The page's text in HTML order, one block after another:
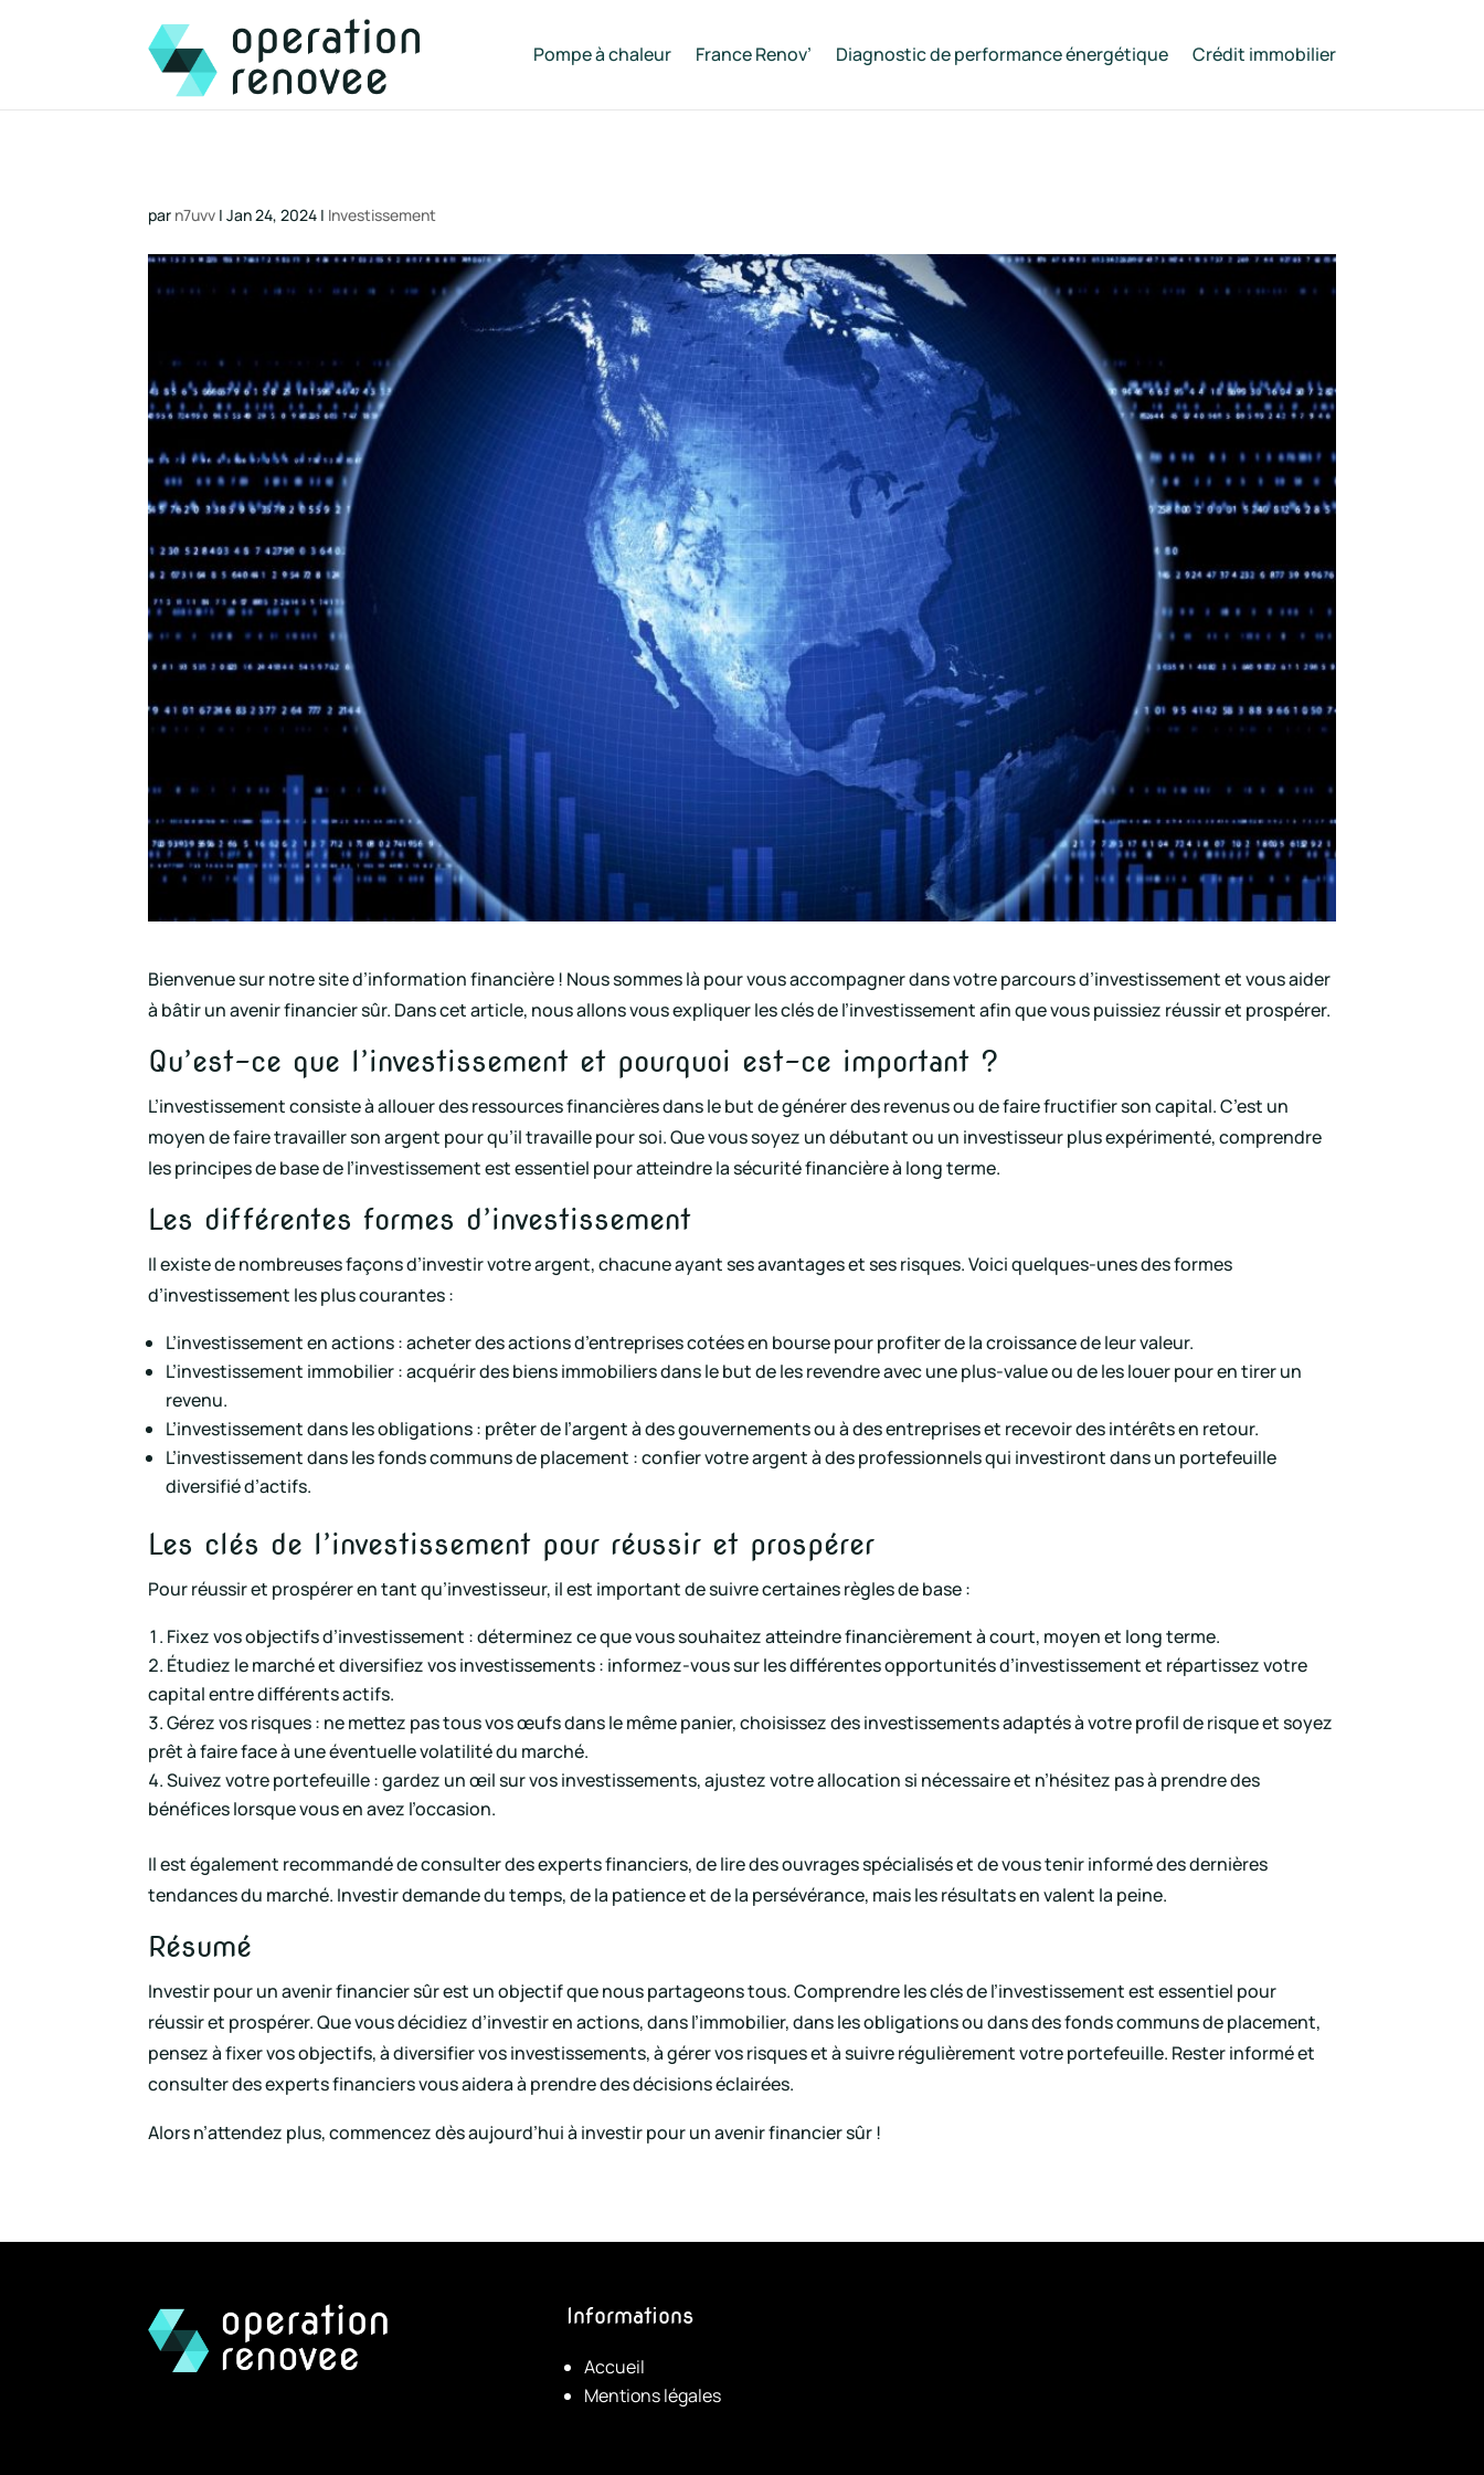
Pompe à chaleur France Renov’ Diagnostic de performance énergétique Crédit immobilier
par n7uvv |Jan 24, 2024 | Investissement
Bienvenue sur notre site d’information financière ! Nous sommes là pour vous accompagner dans votre parcours d’investissement et vous aider
à bâtir un avenir financier sûr. Dans cet article, nous allons vous expliquer les clés de l’investissement afin que vous puissiez réussir et prospérer.
Qu’est-ce que l’investissement et pourquoi est-ce important ?
L’investissement consiste à allouer des ressources financières dans le but de générer des revenus ou de faire fructifier son capital. C’est un
moyen de faire travailler son argent pour qu’il travaille pour soi. Que vous soyez un débutant ou un investisseur plus expérimenté, comprendre
les principes de base de l’investissement est essentiel pour atteindre la sécurité financière à long terme.
Les différentes formes d’investissement
Il existe de nombreuses façons d’investir votre argent, chacune ayant ses avantages et ses risques. Voici quelques-unes des formes
d’investissement les plus courantes :
L’investissement en actions : acheter des actions d’entreprises cotées en bourse pour profiter de la croissance de leur valeur.
L’investissement immobilier : acquérir des biens immobiliers dans le but de les revendre avec une plus-value ou de les louer pour en tirer un
revenu.
L’investissement dans les obligations : prêter de l’argent à des gouvernements ou à des entreprises et recevoir des intérêts en retour.
L’investissement dans les fonds communs de placement : confier votre argent à des professionnels qui investiront dans un portefeuille
diversifié d’actifs.
Les clés de l’investissement pour réussir et prospérer
Pour réussir et prospérer en tant qu’investisseur, il est important de suivre certaines règles de base :
Fixez vos objectifs d’investissement : déterminez ce que vous souhaitez atteindre financièrement à court, moyen et long terme.
Étudiez le marché et diversifiez vos investissements : informez-vous sur les différentes opportunités d’investissement et répartissez votre
capital entre différents actifs.
Gérez vos risques : ne mettez pas tous vos œufs dans le même panier, choisissez des investissements adaptés à votre profil de risque et soyez
prêt à faire face à une éventuelle volatilité du marché.
Suivez votre portefeuille : gardez un œil sur vos investissements, ajustez votre allocation si nécessaire et n’hésitez pas à prendre des
bénéfices lorsque vous en avez l’occasion.
Il est également recommandé de consulter des experts financiers, de lire des ouvrages spécialisés et de vous tenir informé des dernières
tendances du marché. Investir demande du temps, de la patience et de la persévérance, mais les résultats en valent la peine.
Résumé
Investir pour un avenir financier sûr est un objectif que nous partageons tous. Comprendre les clés de l’investissement est essentiel pour
réussir et prospérer. Que vous décidiez d’investir en actions, dans l’immobilier, dans les obligations ou dans des fonds communs de placement,
pensez à fixer vos objectifs, à diversifier vos investissements, à gérer vos risques et à suivre régulièrement votre portefeuille. Rester informé et
consulter des experts financiers vous aidera à prendre des décisions éclairées.
Alors n’attendez plus, commencez dès aujourd’hui à investir pour un avenir financier sûr !
Informations
Accueil
Mentions légales